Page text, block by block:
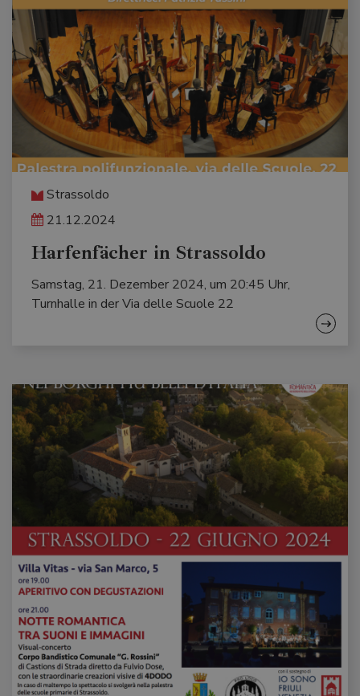
Strassoldo
21.12.2024
Harfenfächer in Strassoldo
Samstag, 21. Dezember 2024, um 20:45 Uhr,
Turnhalle in der Via delle Scuole 22